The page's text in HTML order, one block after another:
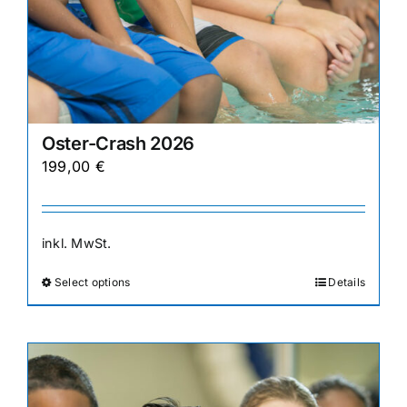
Oster-Crash 2026
199,00 €
inkl. MwSt.
Select optionsDieses
Produkt
Details